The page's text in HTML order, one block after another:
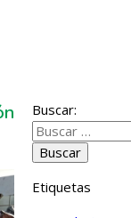
Buscar:
Etiquetas